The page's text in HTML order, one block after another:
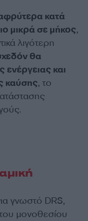
κατά
μικρά σε μήκος,
λιγότερη
θα
ενέργειας και
καύσης, το
γνωστό DRS,
μονοθεσίου